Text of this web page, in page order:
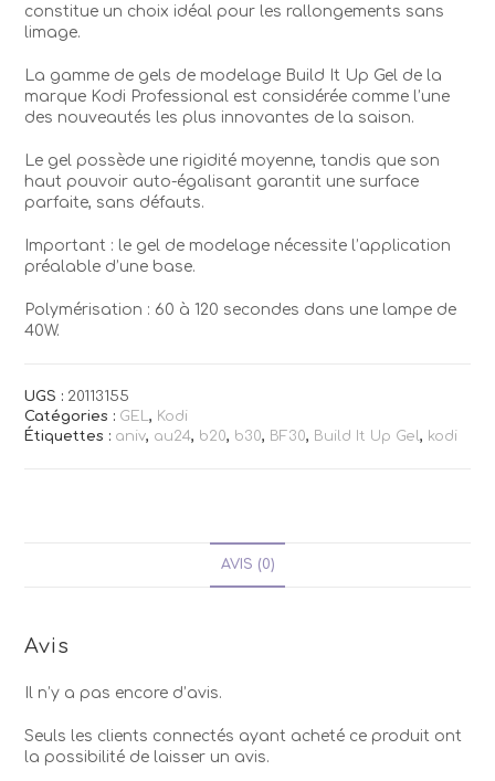
constitue un choix idéal pour les rallongements sans
limage.
La gamme de gels de modelage Build It Up Gel de la
marque Kodi Professional est considérée comme l’une
des nouveautés les plus innovantes de la saison.
Le gel possède une rigidité moyenne, tandis que son
haut pouvoir auto-égalisant garantit une surface
parfaite, sans défauts.
Important : le gel de modelage nécessite l’application
préalable d’une base.
Polymérisation : 60 à 120 secondes dans une lampe de
40W.
UGS : 20113155
Catégories : GEL, Kodi
Étiquettes : aniv, au24, b20, b30, BF30, Build It Up Gel, kodi
AVIS (0)
Avis
Il n’y a pas encore d’avis.
Seuls les clients connectés ayant acheté ce produit ont
la possibilité de laisser un avis.